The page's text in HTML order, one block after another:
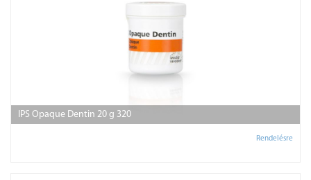
IPS Opaque Dentin 20 g 320
Rendelésre